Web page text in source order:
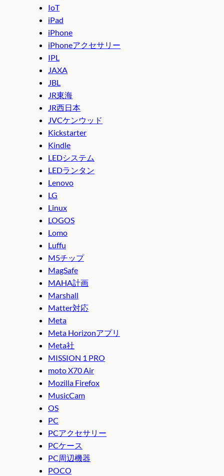
IoT
iPad
iPhone
iPhoneアクセサリー
IPL
JAXA
JBL
JR東海
JR西日本
JVCケンウッド
Kickstarter
Kindle
LEDシステム
LEDランタン
Lenovo
LG
Linux
LOGOS
Lomo
Luffu
M5チップ
MagSafe
MAHA計画
Marshall
Matter対応
Meta
Meta Horizonアプリ
Meta社
MISSION 1 PRO
moto X70 Air
Mozilla Firefox
MusicCam
OS
PC
PCアクセサリー
PCケース
PC周辺機器
POCO